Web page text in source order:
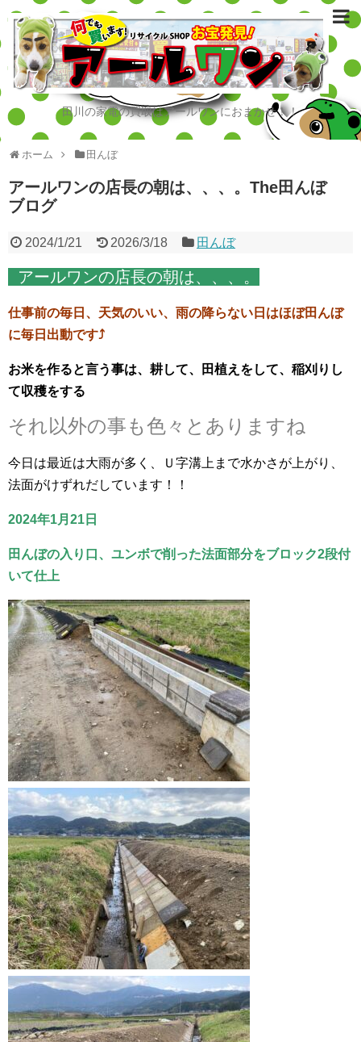
田川の家電の買取はアールワンにおまかせ！！
ホーム 田んぼ
アールワンの店長の朝は、、、。The田んぼ
ブログ
2024/1/21 2026/3/18 田んぼ
アールワンの店長の朝は、、、。
仕事前の毎日、天気のいい、雨の降らない日はほぼ田んぼ
に毎日出動です⤴
お米を作ると言う事は、耕して、田植えをして、稲刈りし
て収穫をする
それ以外の事も色々とありますね
今日は最近は大雨が多く、Ｕ字溝上まで水かさが上がり、
法面がけずれだしています！！
2024年1月21日
田んぼの入り口、ユンボで削った法面部分をブロック2段付
いて仕上